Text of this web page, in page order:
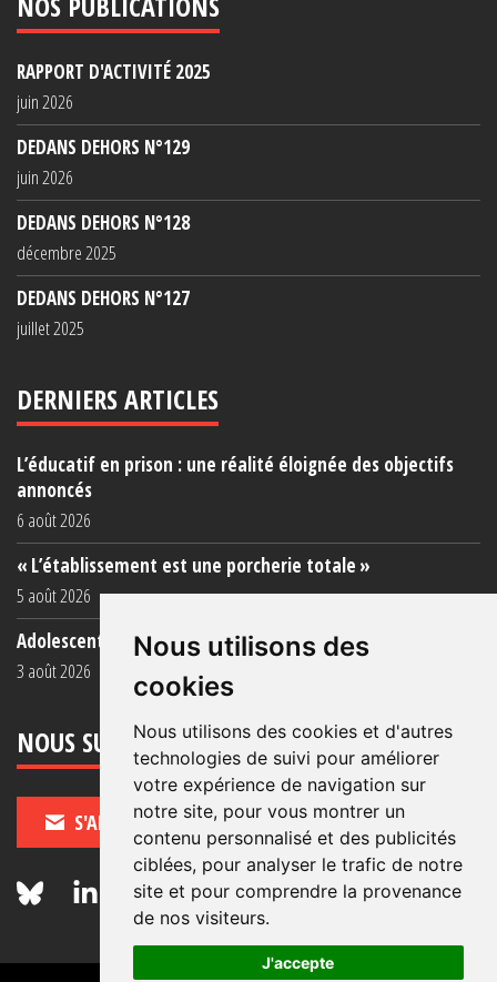
Nous utilisons des
cookies
Nous utilisons des cookies et d'autres
technologies de suivi pour améliorer
votre expérience de navigation sur
notre site, pour vous montrer un
contenu personnalisé et des publicités
ciblées, pour analyser le trafic de notre
site et pour comprendre la provenance
de nos visiteurs.
J'accepte
RAPPORT D'ACTIVITÉ 2025
juin 2026
DEDANS DEHORS N°129
juin 2026
DEDANS DEHORS N°128
décembre 2025
DEDANS DEHORS N°127
juillet 2025
DERNIERS ARTICLES
L’éducatif en prison : une réalité éloignée des objectifs
annoncés
6 août 2026
« L’établissement est une porcherie totale »
5 août 2026
Adolescent·es incarcéré·es : une faillite collective
3 août 2026
NOUS SUIVRE
S'ABONNER